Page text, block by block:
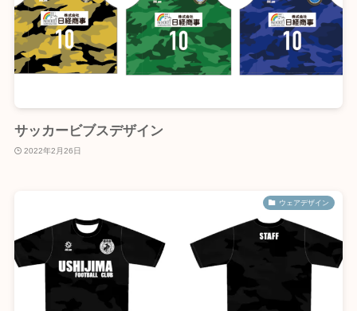
サッカービブスデザイン
2022年2月26日
ウェアデザイン